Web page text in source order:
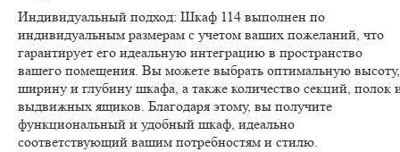
Индивидуальный подход: Шкаф 114 выполнен по
индивидуальным размерам с учетом ваших пожеланий, что
гарантирует его идеальную интеграцию в пространство
вашего помещения. Вы можете выбрать оптимальную высоту,
ширину и глубину шкафа, а также количество секций, полок
выдвижных ящиков. Благодаря этому, вы получите
функциональный и удобный шкаф, идеально
соответствующий вашим потребностям и стилю.